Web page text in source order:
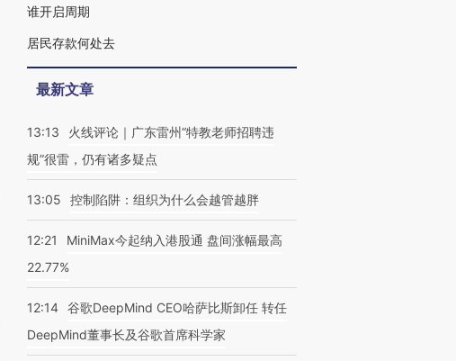
谁开启周期
居民存款何处去
最新文章
13:13
火线评论｜广东雷州“特教老师招聘违
规”很雷，仍有诸多疑点
13:05 控制陷阱：组织为什么会越管越胖
12:21
MiniMax今起纳入港股通 盘间涨幅最高
22.77%
12:14 谷歌DeepMind CEO哈萨比斯卸任 转任
DeepMind董事长及谷歌首席科学家